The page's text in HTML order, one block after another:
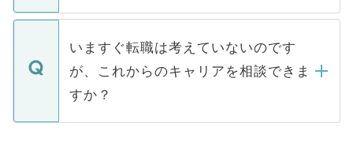
関を公にしてしまうと、応募が殺到する場
に、医療機関が求める条件に合った人材の
みを人材紹介会社に依頼するケースが増え
ています。
定を承諾する必要はありません。内定先へ
の辞退の連絡はキャリアパートナーが行い
個人情報が漏えいすることはありませんの
で、ご安心ください。当サイトからの登録
などで収集したご登録者様の個人情報は、
ご本人のキャリアアップおよび転職活動の
支援を目的に使用いたします。お預かりし
ているすべての個人データはご本人の許可
いますぐ転職は考えていないのです
が、これからのキャリアを相談できま
すか？